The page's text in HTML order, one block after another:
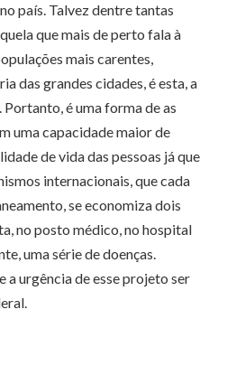
país. Talvez dentre tantas
que mais de perto fala à
mais carentes,
das grandes cidades, é esta, a
Portanto, é uma forma de as
uma capacidade maior de
de vida das pessoas já que
internacionais, que cada
se economiza dois
no posto médico, no hospital
uma série de doenças.
a urgência de esse projeto ser